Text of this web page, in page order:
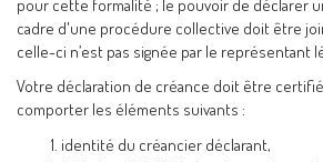
pour cette formalité ; le pouvoir de déclarer
cadre d'une procédure collective doit être
celle-ci n’est pas signée par le représentant
Votre déclaration de créance doit être
comporter les éléments suivants :
identité du créancier déclarant,